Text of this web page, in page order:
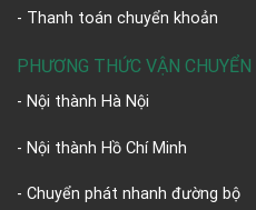
- Thanh toán chuyển khoản
PHƯƠNG THỨC VẬN CHUYỂN
- Nội thành Hà Nội
- Nội thành Hồ Chí Minh
- Chuyển phát nhanh đường bộ